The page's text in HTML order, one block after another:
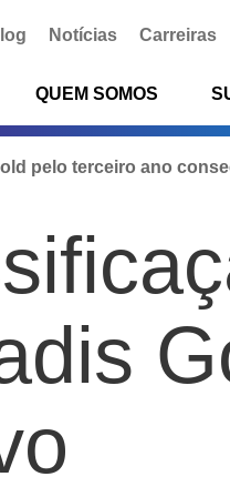
Notícias Carreiras
QUEM SOMOS
pelo terceiro ano